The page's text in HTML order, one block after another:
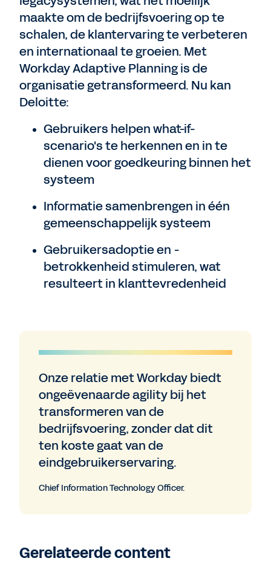
maakte om de bedrijfsvoering op te
schalen, de klantervaring te verbeteren
en internationaal te groeien. Met
Workday Adaptive Planning is de
organisatie getransformeerd. Nu kan
Deloitte:
Gebruikers helpen what-if-
scenario's te herkennen en in te
dienen voor goedkeuring binnen het
systeem
Informatie samenbrengen in één
gemeenschappelijk systeem
Gebruikersadoptie en -
betrokkenheid stimuleren, wat
resulteert in klanttevredenheid
Onze relatie met Workday biedt
ongeëvenaarde agility bij het
transformeren van de
bedrijfsvoering, zonder dat dit
ten koste gaat van de
eindgebruikerservaring.
Chief Information Technology Officer.
Gerelateerde content